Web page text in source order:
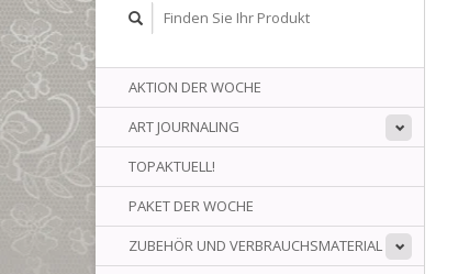
AKTION DER WOCHE
ART JOURNALING
TOPAKTUELL!
PAKET DER WOCHE
ZUBEHÖR UND VERBRAUCHSMATERIAL